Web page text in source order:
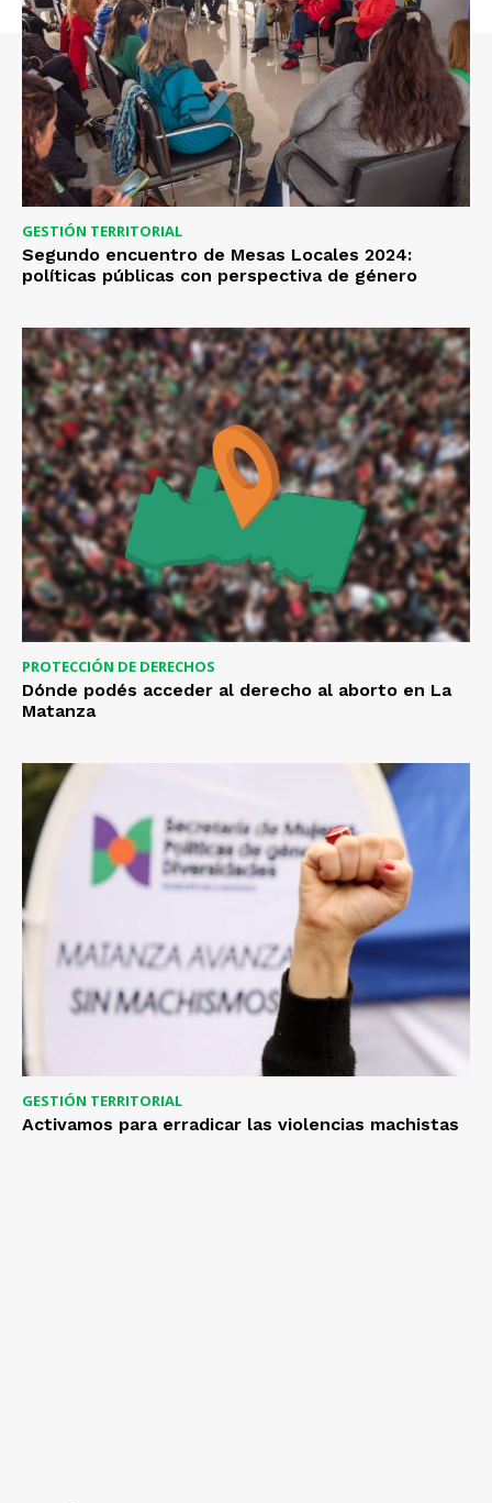
GESTIÓN TERRITORIAL
Segundo encuentro de Mesas Locales 2024:
políticas públicas con perspectiva de género
PROTECCIÓN DE DERECHOS
Dónde podés acceder al derecho al aborto en La
Matanza
GESTIÓN TERRITORIAL
Activamos para erradicar las violencias machistas